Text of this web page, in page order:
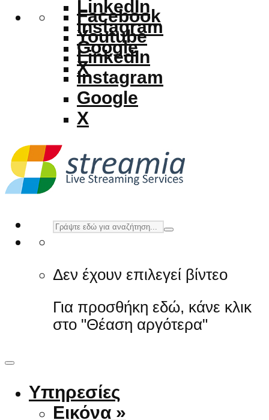
LinkedIn
Instagram
Google
X
Facebook
Youtube
LinkedIn
Instagram
Google
X
Δεν έχουν επιλεγεί βίντεο
Για προσθήκη εδώ, κάνε κλικ
στο "Θέαση αργότερα"
Υπηρεσίες
Εικόνα »